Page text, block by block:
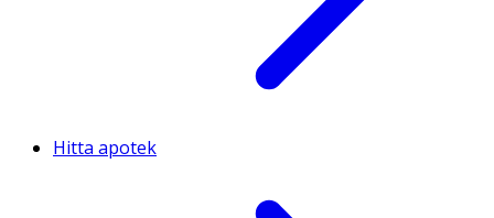
Hitta apotek